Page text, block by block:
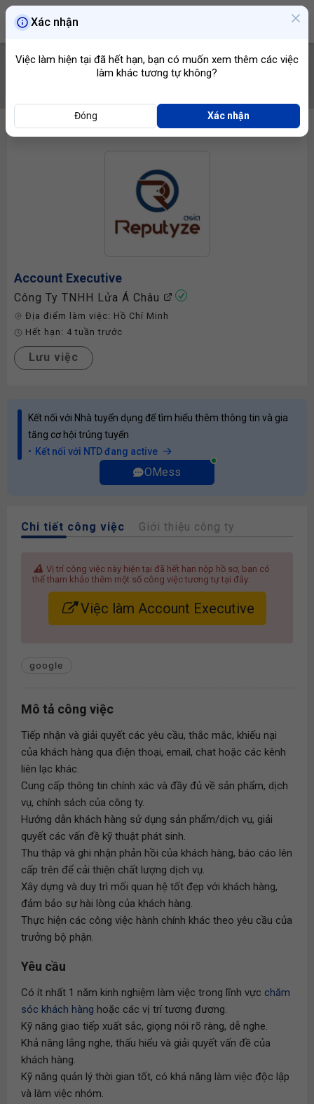
Account Executive
Công Ty TNHH Lửa Á Châu
Địa điểm làm việc: Hồ Chí Minh
Hết hạn: 4 tuần trước
Lưu việc
Kết nối với Nhà tuyển dụng để tìm hiểu thêm thông tin và gia
tăng cơ hội trúng tuyển
Kết nối với NTD đang active
OMess
Chi tiết công việc Giới thiệu công ty
Vị trí công việc này hiện tại đã hết hạn nộp hồ sơ, bạn có
thể tham khảo thêm một số công việc tương tự tại đây:
Việc làm Account Executive
google
Mô tả công việc
Tiếp nhận và giải quyết các yêu cầu, thắc mắc, khiếu nại
của khách hàng qua điện thoại, email, chat hoặc các kênh
liên lạc khác.
Cung cấp thông tin chính xác và đầy đủ về sản phẩm, dịch
vụ, chính sách của công ty.
Hướng dẫn khách hàng sử dụng sản phẩm/dịch vụ, giải
quyết các vấn đề kỹ thuật phát sinh.
Thu thập và ghi nhận phản hồi của khách hàng, báo cáo lên
cấp trên để cải thiện chất lượng dịch vụ.
Xây dựng và duy trì mối quan hệ tốt đẹp với khách hàng,
đảm bảo sự hài lòng của khách hàng.
Thực hiện các công việc hành chính khác theo yêu cầu của
trưởng bộ phận.
Yêu cầu
Có ít nhất 1 năm kinh nghiệm làm việc trong lĩnh vực chăm
sóc khách hàng hoặc các vị trí tương đương.
Kỹ năng giao tiếp xuất sắc, giọng nói rõ ràng, dễ nghe.
Khả năng lắng nghe, thấu hiểu và giải quyết vấn đề của
khách hàng.
Kỹ năng quản lý thời gian tốt, có khả năng làm việc độc lập
và làm việc nhóm.
Xác nhận
Việc làm hiện tại đã hết hạn, bạn có muốn xem thêm các việc
làm khác tương tự không?
Đóng Xác nhận